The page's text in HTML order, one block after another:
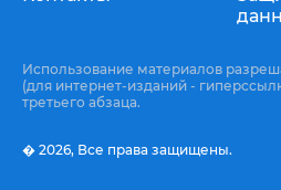
Использование материалов
(для интернет-изданий -
третьего абзаца.
� 2026, Все права защищены.